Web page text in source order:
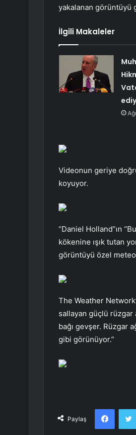
yakalanan görüntüyü
İlgili Makaleler
Videonun geriye
koyuyor.
“Daniel Holland”ın
kökenine ışık tutan
görüntüyü özel
The Weather
sallayan güçlü rüzgar
bağı gevşer. Rüzgar
gibi görünüyor.”
Paylaş